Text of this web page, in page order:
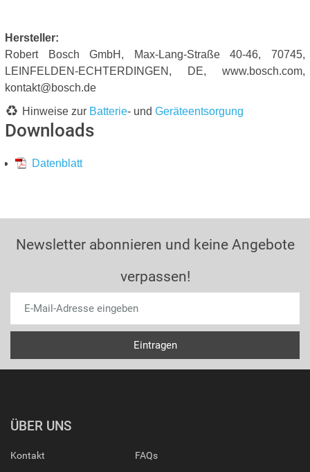
Hersteller:
Robert Bosch GmbH, Max-Lang-Straße 40-46, 70745,
LEINFELDEN-ECHTERDINGEN, DE, www.bosch.com,
kontakt@bosch.de
Hinweise zur Batterie- und Geräteentsorgung
Downloads
Datenblatt
Newsletter abonnieren und keine Angebote
verpassen!
ÜBER UNS
Kontakt FAQs